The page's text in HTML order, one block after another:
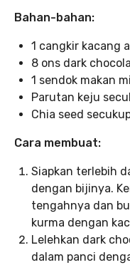
Bahan-bahan:
1 cangkir kacang
8 ons dark
1 sendok makan
Parutan keju
Chia seed
Cara membuat:
Siapkan terlebih
dengan bijinya.
tengahnya dan
kurma dengan
Lelehkan dark
dalam panci